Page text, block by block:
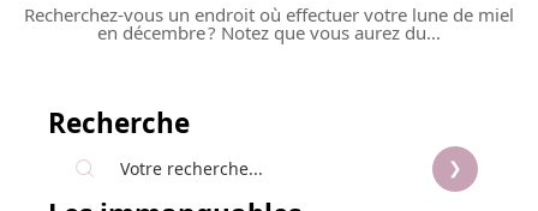
Recherchez-vous un endroit où effectuer votre lune de miel
en décembre ? Notez que vous aurez du…
Recherche